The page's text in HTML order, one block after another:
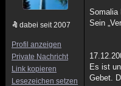
dabei seit 2007
Profil anzeigen
Private Nachricht
Link kopieren
Lesezeichen setzen
Somalia
Sein
Es ist
Gebet.